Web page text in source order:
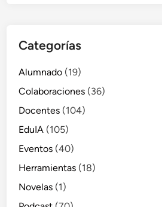
Categorías
Alumnado (19)
Colaboraciones (36)
Docentes (104)
EduIA (105)
Eventos (40)
Herramientas (18)
Novelas (1)